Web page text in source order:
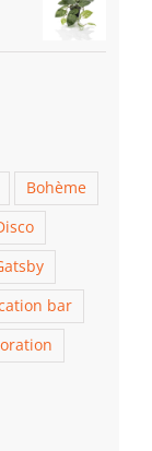
Bohème
bar